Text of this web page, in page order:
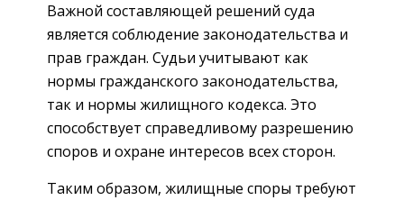
Важной составляющей решений суда
является соблюдение законодательства и
прав граждан. Судьи учитывают как
нормы гражданского законодательства,
так и нормы жилищного кодекса. Это
способствует справедливому разрешению
споров и охране интересов всех сторон.
Таким образом, жилищные споры требуют